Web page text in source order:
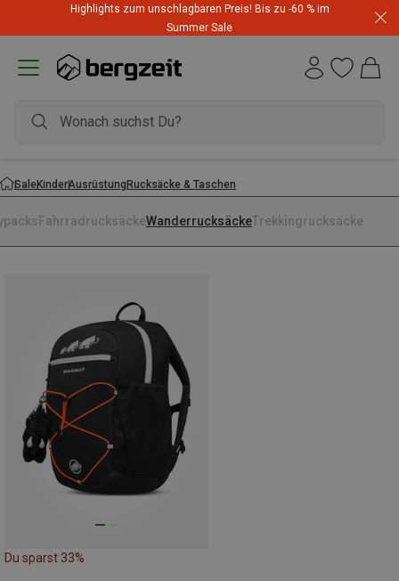
Highlights zum unschlagbaren Preis! Bis zu -60 % im
Summer Sale
SaleKinderAusrüstungRucksäcke & Taschen
FahrradrucksäckeWanderrucksäckeTrekkingrucksäcke
Du sparst 33%